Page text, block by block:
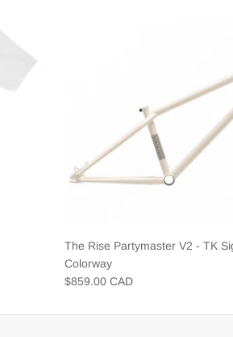
The Rise Partymaster V2 - TK
Colorway
$859.00 CAD